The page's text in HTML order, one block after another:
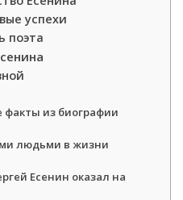
успехи
поэта
факты из биографии
людьми в жизни
Есенин оказал на